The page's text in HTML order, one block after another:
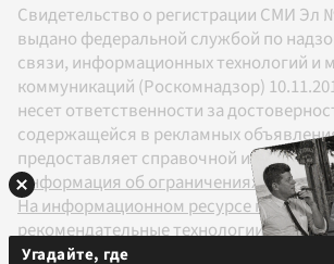
Свидетельство о регистрации СМИ Эл
выдано федеральной службой по
связи, информационных технологий и
коммуникаций (Роскомнадзор)
несет ответственности за
содержащейся в рекламных
предоставляет справочной
Информация об ограничениях
На информационном ресурсе
рекомендательные технологии в
Правилами
Угадайте, где